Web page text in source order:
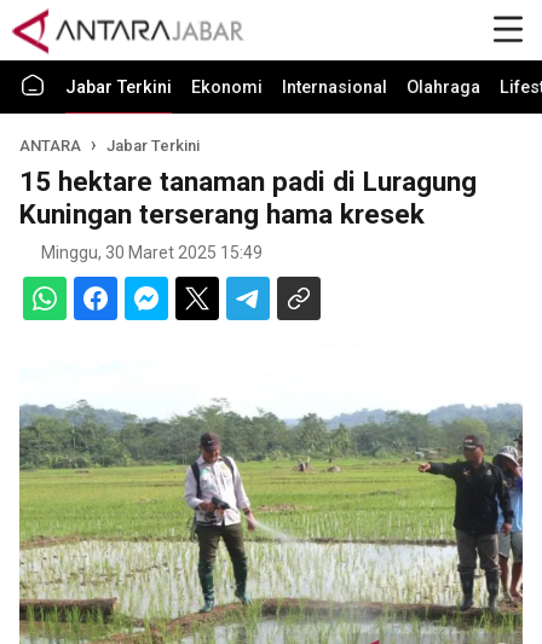
Jabar Terkini Ekonomi Internasional Olahraga
ANTARA Jabar Terkini
15 hektare tanaman padi di Luragung
Kuningan terserang hama kresek
Minggu, 30 Maret 2025 15:49